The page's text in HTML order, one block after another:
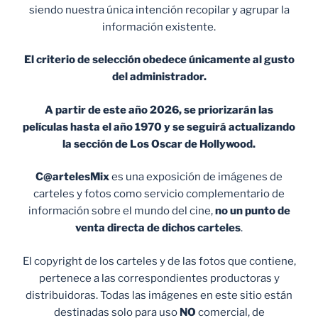
siendo nuestra única intención recopilar y agrupar la
información existente.
El criterio de selección obedece únicamente al gusto
del administrador.
A partir de este año 2026, se priorizarán las
películas hasta el año 1970 y se seguirá actualizando
la sección de Los Oscar de Hollywood.
C@artelesMixes una exposición de imágenes de
carteles y fotos como servicio complementario de
información sobre el mundo del cine,no un punto de
venta directa de dichos carteles.
El copyright de los carteles y de las fotos que contiene,
pertenece a las correspondientes productoras y
distribuidoras. Todas las imágenes en este sitio están
destinadas solo para uso NO comercial, de